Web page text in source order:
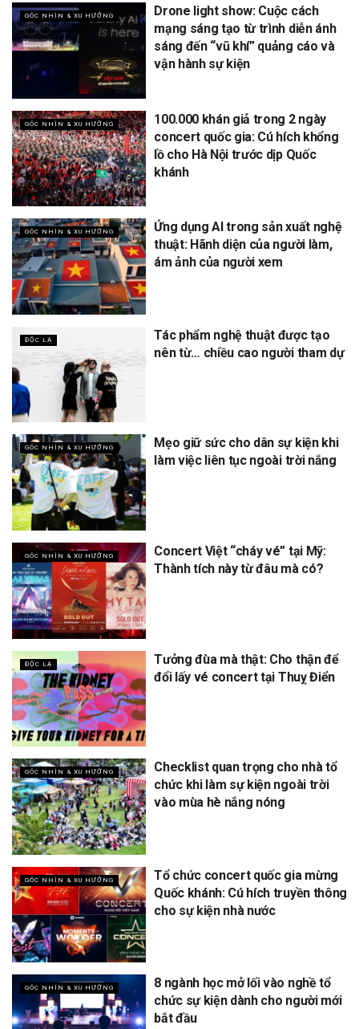
GÓC NHÌN & XU HƯỚNG
Drone light show: Cuộc cách
mạng sáng tạo từ trình diễn ánh
sáng đến “vũ khí” quảng cáo và
vận hành sự kiện
GÓC NHÌN & XU HƯỚNG
100.000 khán giả trong 2 ngày
concert quốc gia: Cú hích khổng
lồ cho Hà Nội trước dịp Quốc
khánh
GÓC NHÌN & XU HƯỚNG
Ứng dụng AI trong sản xuất nghệ
thuật: Hãnh diện của người làm,
ám ảnh của người xem
ĐỘC LẠ
Tác phẩm nghệ thuật được tạo
nên từ… chiều cao người tham dự
GÓC NHÌN & XU HƯỚNG
Mẹo giữ sức cho dân sự kiện khi
làm việc liên tục ngoài trời nắng
GÓC NHÌN & XU HƯỚNG
Concert Việt “cháy vé” tại Mỹ:
Thành tích này từ đâu mà có?
ĐỘC LẠ
Tưởng đùa mà thật: Cho thận để
đổi lấy vé concert tại Thuỵ Điển
GÓC NHÌN & XU HƯỚNG
Checklist quan trọng cho nhà tổ
chức khi làm sự kiện ngoài trời
vào mùa hè nắng nóng
GÓC NHÌN & XU HƯỚNG
Tổ chức concert quốc gia mừng
Quốc khánh: Cú hích truyền thông
cho sự kiện nhà nước
GÓC NHÌN & XU HƯỚNG
8 ngành học mở lối vào nghề tổ
chức sự kiện dành cho người mới
bắt đầu